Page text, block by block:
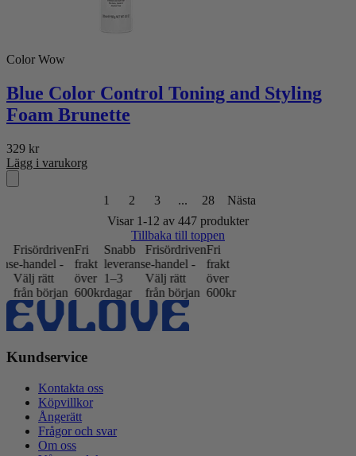
Color Wow
Blue Color Control Toning and Styling
Foam Brunette
329 kr
Lägg i varukorg
1 2 3 ... 28
Nästa
Visar 1-12 av 447 produkter
Tillbaka till toppen
Fri
frakt
över
600kr
Snabb
leverans
1–3
dagar
Frisördriven
e-handel -
Välj rätt
från början
Fri
frakt
över
600kr
Kundservice
Kontakta oss
Köpvillkor
Ångerätt
Frågor och svar
Om oss